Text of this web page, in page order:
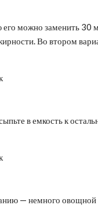
можно заменить 30
Во втором
в емкость к
— немного овощной